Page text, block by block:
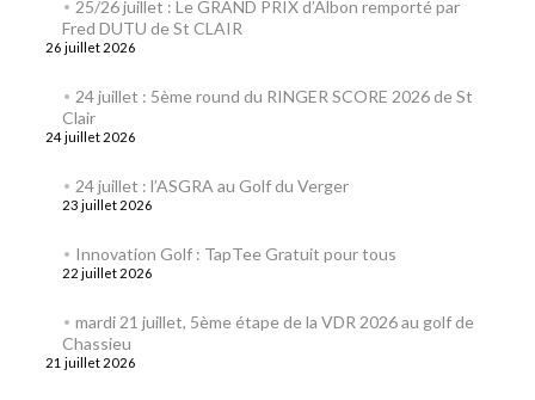
25/26 juillet : Le GRAND PRIX d’Albon remporté par
Fred DUTU de St CLAIR
26 juillet 2026
24 juillet : 5ème round du RINGER SCORE 2026 de St
Clair
24 juillet 2026
24 juillet : l’ASGRA au Golf du Verger
23 juillet 2026
Innovation Golf : TapTee Gratuit pour tous
22 juillet 2026
mardi 21 juillet, 5ème étape de la VDR 2026 au golf de
Chassieu
21 juillet 2026